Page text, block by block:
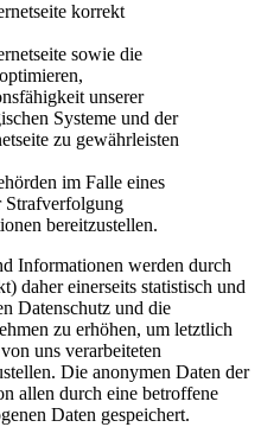
korrekt
sowie die
unserer
Systeme und der
zu gewährleisten
im Falle eines
Strafverfolgung
bereitzustellen.
Informationen werden durch
daher einerseits statistisch und
Datenschutz und die
zu erhöhen, um letztlich
uns verarbeiteten
Die anonymen Daten der
allen durch eine betroffene
Daten gespeichert.